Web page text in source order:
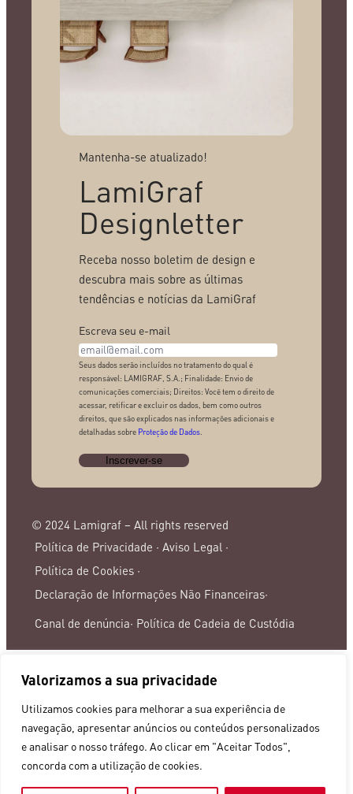
Valorizamos a sua privacidade
Utilizamos cookies para melhorar a sua experiência de
navegação, apresentar anúncios ou conteúdos personalizados
e analisar o nosso tráfego. Ao clicar em "Aceitar Todos",
concorda com a utilização de cookies.
Mantenha-se atualizado!
LamiGraf
Designletter
Receba nosso boletim de design e
descubra mais sobre as últimas
tendências e notícias da LamiGraf
Escreva seu e-mail
Seus dados serão incluídos no tratamento do qual é
responsável: LAMIGRAF, S.A.; Finalidade: Envio de
comunicações comerciais; Direitos: Você tem o direito de
acessar, retificar e excluir os dados, bem como outros
direitos, que são explicados nas informações adicionais e
detalhadas sobre Proteção de Dados.
© 2024 Lamigraf – All rights reserved
Política de Privacidade · Aviso Legal ·
Política de Cookies ·
Declaração de Informações Não Financeiras·
Canal de denúncia· Política de Cadeia de Custódia